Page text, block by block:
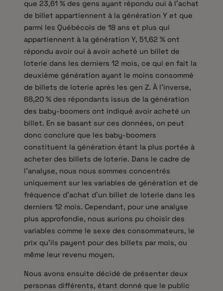
que 23,61 % des gens ayant répondu oui à l’achat
de billet appartiennent à la génération Y et que
parmi les Québécois de 18 ans et plus qui
appartiennent à la génération Y, 51,62 % ont
répondu avoir oui à avoir acheté un billet de
loterie dans les derniers 12 mois, ce qui en fait la
deuxième génération ayant le moins consommé
de billets de loterie après les gen Z. À l’inverse,
68,20 % des répondants issus de la génération
des baby-boomers ont indiqué avoir acheté un
billet. En se basant sur ces données, on peut
donc conclure que les baby-boomers
constituent la génération étant la plus portée à
acheter des billets de loterie. Dans le cadre de
l’analyse, nous nous sommes concentrés
uniquement sur les variables de génération et de
fréquence d’achat d’un billet de loterie dans les
derniers 12 mois. Cependant, pour une analyse
plus approfondie, nous aurions pu choisir des
variables comme le sexe des consommateurs, le
prix qu’ils payent pour des billets par mois, ou
même leur revenu moyen.
Nous avons ensuite décidé de présenter deux
personas différents, étant donné que le public